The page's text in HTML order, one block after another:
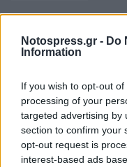
Notospress.gr - Do
Information
If you wish to opt-out
processing of your
targeted advertising by
section to confirm your
opt-out request is
interest-based ads
ΥΔΡΟΧΟΟΣ ♒
οικονομικές
εσύ θα πρέπει να
άλλου σήμερα δεν
περισσότερα